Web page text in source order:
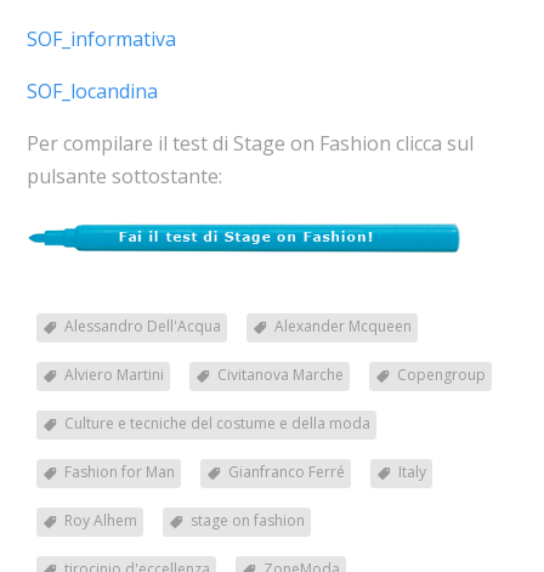
SOF_informativa
SOF_locandina
Per compilare il test di Stage on Fashion clicca sul
pulsante sottostante:
Alessandro Dell'Acqua Alexander Mcqueen
Alviero Martini Civitanova Marche Copengroup
Culture e tecniche del costume e della moda
Fashion for Man Gianfranco Ferré Italy
Roy Alhem stage on fashion